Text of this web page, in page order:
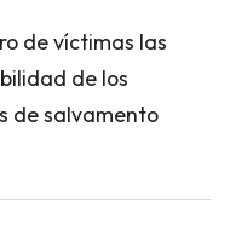
de víctimas las
de los
de salvamento